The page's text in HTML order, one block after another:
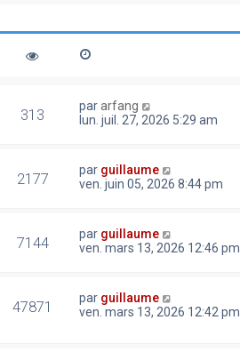
313 pararfang
lun. juil. 27, 2026 5:29 am
2177 par guillaume
ven. juin 05, 2026 8:44 pm
7144 par guillaume
ven. mars 13, 2026 12:46 pm
47871 par guillaume
ven. mars 13, 2026 12:42 pm